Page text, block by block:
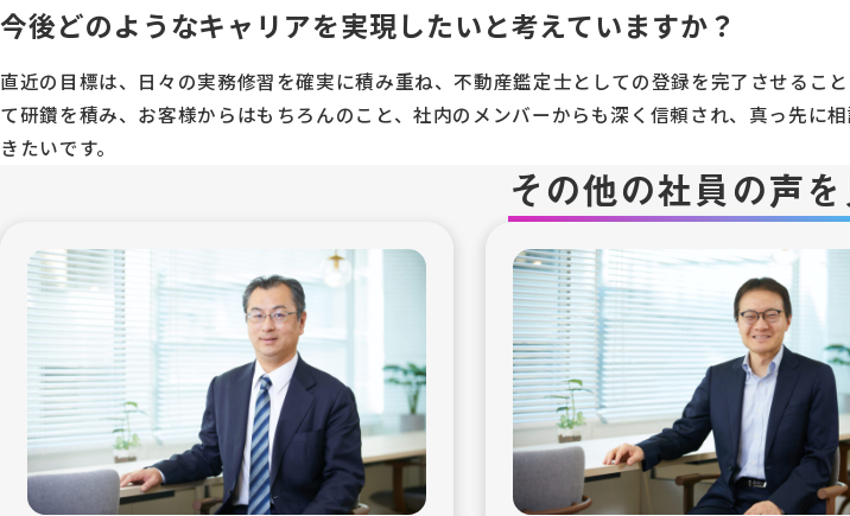
今後どのようなキャリアを実現したいと考えていますか？
直近の目標は、日々の実務修習を確実に積み重ね、不動産鑑定士としての登録を完了させるこ
て研鑽を積み、お客様からはもちろんのこと、社内のメンバーからも深く信頼され、真っ先に
きたいです。
その他の社員の声を